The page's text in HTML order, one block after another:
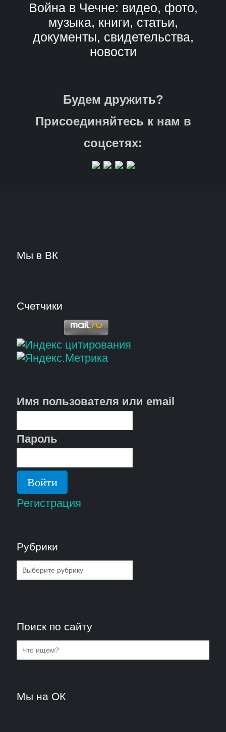
Война в Чечне: видео, фото,
музыка, книги, статьи,
документы, свидетельства,
новости
Будем дружить?
Присоединяйтесь к нам в
соцсетях:
Мы в ВК
Счетчики
Имя пользователя или email
Пароль
Регистрация
Рубрики
Рубрики
Поиск по сайту
Мы на ОК